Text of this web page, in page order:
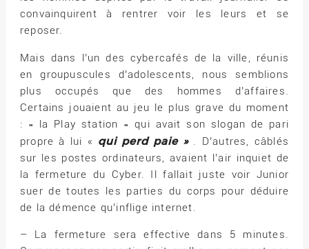
convainquirent à rentrer voir les leurs et se
reposer.
Mais dans l’un des cybercafés de la ville, réunis
en groupuscules d’adolescents, nous semblions
plus occupés que des hommes d’affaires.
Certains jouaient au jeu le plus grave du moment
: » la Play station » qui avait son slogan de pari
propre à lui « qui perd paie ». D’autres, câblés
sur les postes ordinateurs, avaient l’air inquiet de
la fermeture du Cyber. Il fallait juste voir Junior
suer de toutes les parties du corps pour déduire
de la démence qu’inflige internet.
– La fermeture sera effective dans 5 minutes.